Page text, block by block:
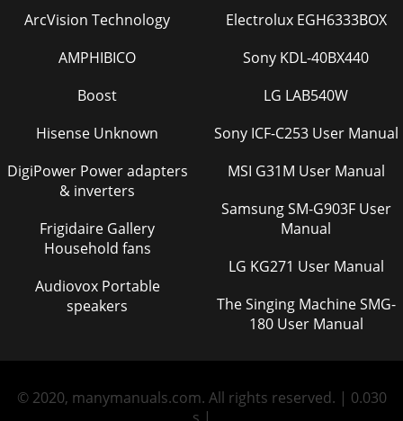
ArcVision Technology
AMPHIBICO
Boost
Hisense Unknown
DigiPower Power adapters
& inverters
Frigidaire Gallery
Household fans
Audiovox Portable
speakers
Electrolux EGH6333BOX
Sony KDL-40BX440
LG LAB540W
Sony ICF-C253 User Manual
MSI G31M User Manual
Samsung SM-G903F User
Manual
LG KG271 User Manual
The Singing Machine SMG-
180 User Manual
© 2020, manymanuals.com. All rights reserved. | 0.030